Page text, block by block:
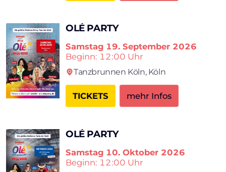
OLÉ PARTY
Samstag 19. September 2026
Beginn: 12:00 Uhr
Tanzbrun­nen Köln, Köln
TICKETS mehr Infos
OLÉ PARTY
Samstag 10. Oktober 2026
Beginn: 12:00 Uhr